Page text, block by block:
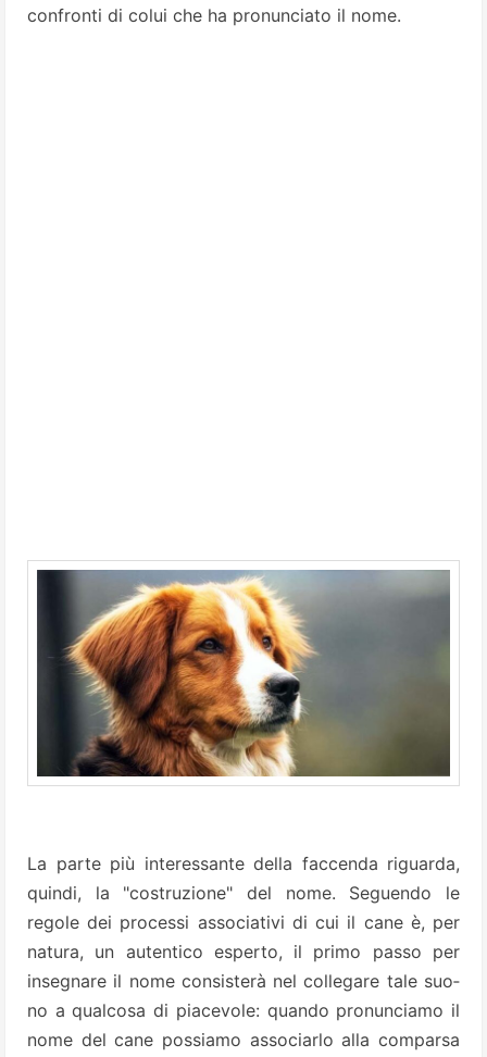
confronti di colui che ha pronunciato il nome.
La parte più interessante della faccenda riguarda,
quindi, la "costruzione" del nome. Se­guendo le
regole dei processi as­sociativi di cui il cane è, per
na­tura, un autentico esperto, il pri­mo passo per
insegnare il nome consisterà nel collegare tale suo­
no a qualcosa di piacevole: quan­do pronunciamo il
nome del ca­ne possiamo associarlo alla com­parsa